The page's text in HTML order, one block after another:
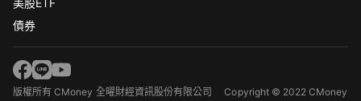
債券
版權所有 CMoney 全曜財經資訊股份有限公司Copyright © 2022 CMoney